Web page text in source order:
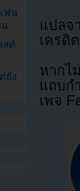
แปล
เครดิ
หากไ
แถบก
เพจ
ฟน
สต์
ยัง